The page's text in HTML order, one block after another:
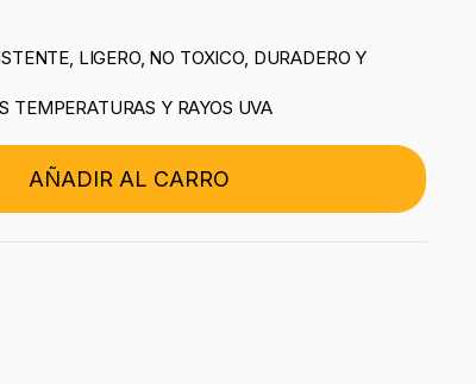
LIGERO, NO TOXICO, DURADERO Y
TEMPERATURAS Y RAYOS UVA
AÑADIR AL CARRO